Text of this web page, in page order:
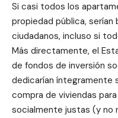
Si casi todos los
propiedad pública,
ciudadanos, incluso si
Más directamente, el
de fondos de inversión
dedicarían íntegramente
compra de viviendas
socialmente justas (y no